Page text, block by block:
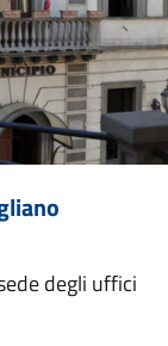
degli uffici